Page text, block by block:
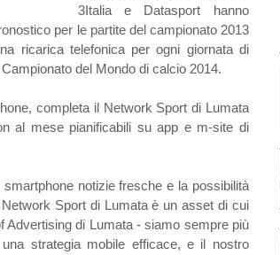
3Italia e Datasport hanno
per le partite del campionato 2013
ricarica telefonica per ogni giornata di
del Mondo di calcio 2014.
completa il Network Sport di Lumata
al mese pianificabili su app e m-site di
notizie fresche e la possibilità
Sport di Lumata è un asset di cui
Advertising di Lumata - siamo sempre più
strategia mobile efficace, e il nostro